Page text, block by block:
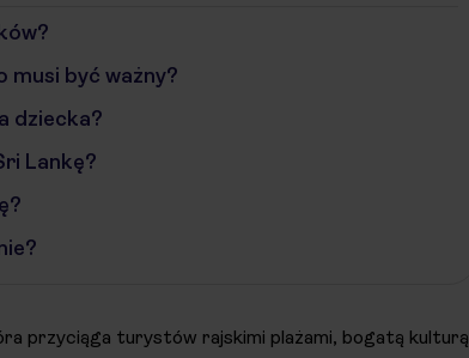
musi być ważny?
dziecka?
Lankę?
przyciąga turystów rajskimi plażami, bogatą kulturą